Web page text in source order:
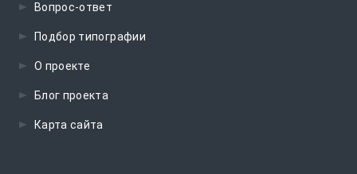
Вопрос-ответ
Подбор типографии
О проекте
Блог проекта
Карта сайта